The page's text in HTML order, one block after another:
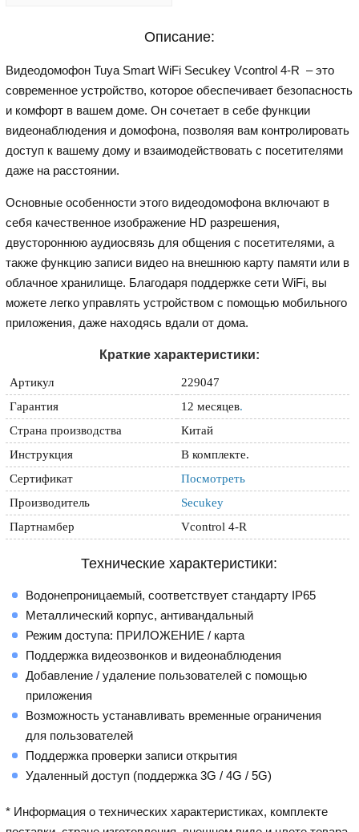
Описание:
Видеодомофон Tuya Smart WiFi Secukey Vcontrol 4-R – это
современное устройство, которое обеспечивает безопасность
и комфорт в вашем доме. Он сочетает в себе функции
видеонаблюдения и домофона, позволяя вам контролировать
доступ к вашему дому и взаимодействовать с посетителями
даже на расстоянии.
Основные особенности этого видеодомофона включают в
себя качественное изображение HD разрешения,
двустороннюю аудиосвязь для общения с посетителями, а
также функцию записи видео на внешнюю карту памяти или в
облачное хранилище. Благодаря поддержке сети WiFi, вы
можете легко управлять устройством с помощью мобильного
приложения, даже находясь вдали от дома.
Краткие характеристики:
Артикул
229047
Гарантия
12 месяцев.
Страна производства
Китай
Инструкция
В комплекте.
Сертификат
Посмотреть
Производитель
Secukey
Партнамбер
Vcontrol 4-R
Технические характеристики:
Водонепроницаемый, соответствует стандарту IP65
Металлический корпус, антивандальный
Режим доступа: ПРИЛОЖЕНИЕ / карта
Поддержка видеозвонков и видеонаблюдения
Добавление / удаление пользователей с помощью
приложения
Возможность устанавливать временные ограничения
для пользователей
Поддержка проверки записи открытия
Удаленный доступ (поддержка 3G / 4G / 5G)
* Информация о технических характеристиках, комплекте